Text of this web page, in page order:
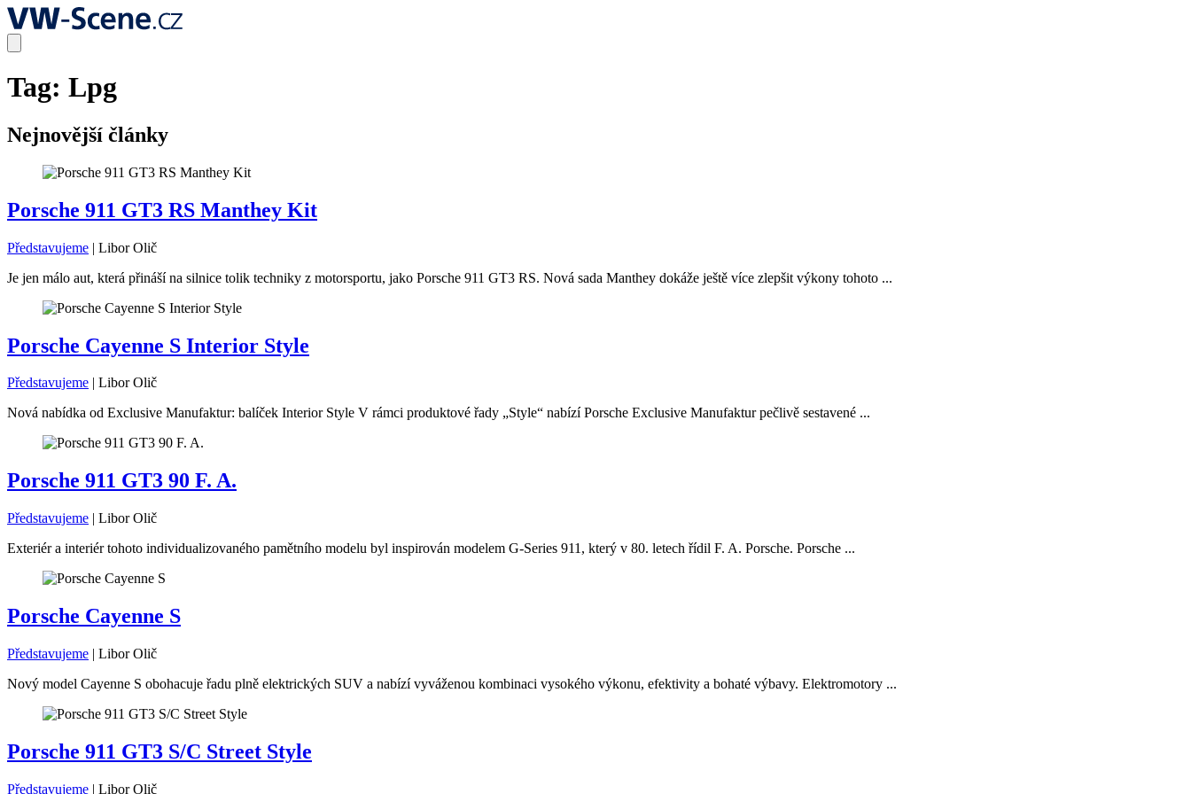
Tag: Lpg
Nejnovější články
Porsche 911 GT3 RS Manthey Kit
Představujeme | Libor Olič
Je jen málo aut, která přináší na silnice tolik techniky z motorsportu, jako Porsche 911 GT3 RS. Nová sada Manthey dokáže ještě více zlepšit výkony tohoto ...
Porsche Cayenne S Interior Style
Představujeme | Libor Olič
Nová nabídka od Exclusive Manufaktur: balíček Interior Style V rámci produktové řady „Style“ nabízí Porsche Exclusive Manufaktur pečlivě sestavené ...
Porsche 911 GT3 90 F. A.
Představujeme | Libor Olič
Exteriér a interiér tohoto individualizovaného pamětního modelu byl inspirován modelem G-Series 911, který v 80. letech řídil F. A. Porsche. Porsche ...
Porsche Cayenne S
Představujeme | Libor Olič
Nový model Cayenne S obohacuje řadu plně elektrických SUV a nabízí vyváženou kombinaci vysokého výkonu, efektivity a bohaté výbavy. Elektromotory ...
Porsche 911 GT3 S/C Street Style
Představujeme | Libor Olič